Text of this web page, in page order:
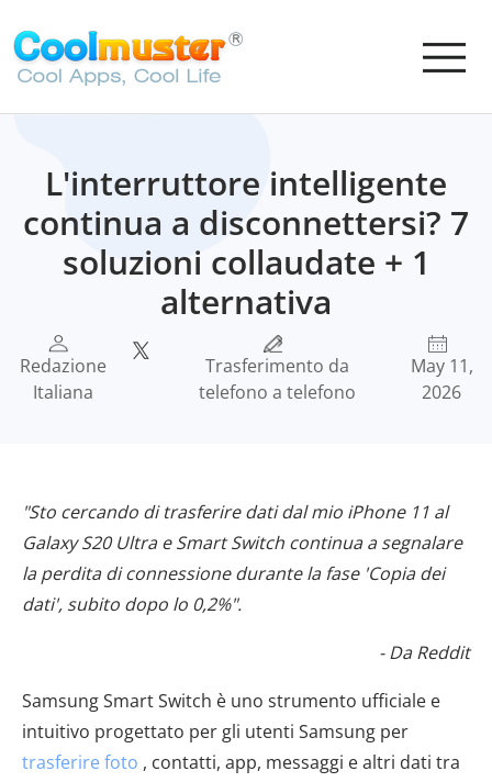
L'interruttore intelligente
continua a disconnettersi? 7
soluzioni collaudate + 1
alternativa
Redazione
Italiana
Trasferimento da
telefono a telefono
May 11,
2026
"Sto cercando di trasferire dati dal mio iPhone 11 al
Galaxy S20 Ultra e Smart Switch continua a segnalare
la perdita di connessione durante la fase 'Copia dei
dati', subito dopo lo 0,2%".
- Da Reddit
Samsung Smart Switch è uno strumento ufficiale e
intuitivo progettato per gli utenti Samsung per
trasferire foto , contatti, app, messaggi e altri dati tra